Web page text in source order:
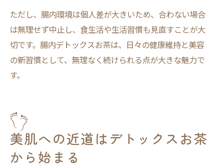
ただし、腸内環境は個人差が大きいため、合わない場合
は無理せず中止し、食生活や生活習慣も見直すことが大
切です。腸内デトックスお茶は、日々の健康維持と美容
の新習慣として、無理なく続けられる点が大きな魅力で
す。
美肌への近道はデトックスお茶
から始まる